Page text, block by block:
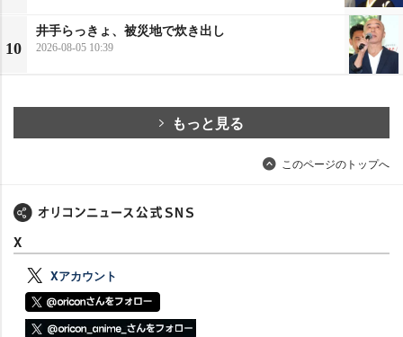
10
井手らっきょ、被災地で炊き出し
2026-08-05 10:39
もっと見る
このページのトップへ
X
Xアカウント